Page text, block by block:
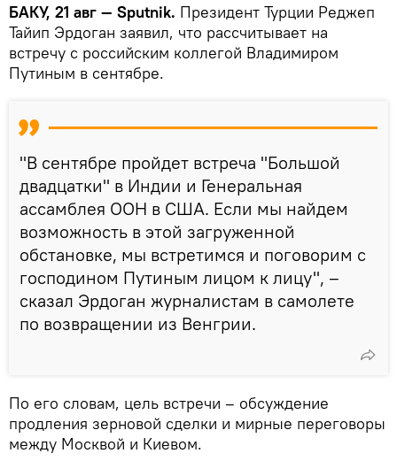
БАКУ, 21 авг — Sputnik. Президент Турции Реджеп
Тайип Эрдоган заявил, что рассчитывает на
встречу с российским коллегой Владимиром
Путиным в сентябре.
"В сентябре пройдет встреча "Большой
двадцатки" в Индии и Генеральная
ассамблея ООН в США. Если мы найдем
возможность в этой загруженной
обстановке, мы встретимся и поговорим с
господином Путиным лицом к лицу", –
сказал Эрдоган журналистам в самолете
по возвращении из Венгрии.
По его словам, цель встречи – обсуждение
продления зерновой сделки и мирные переговоры
между Москвой и Киевом.